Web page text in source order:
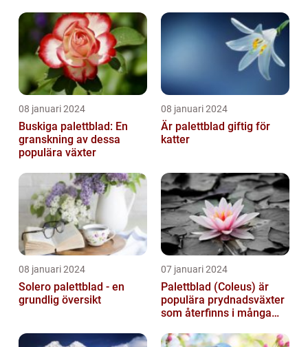
08 januari 2024
Buskiga palettblad: En
granskning av dessa
populära växter
08 januari 2024
Är palettblad giftig för
katter
08 januari 2024
Solero palettblad - en
grundlig översikt
07 januari 2024
Palettblad (Coleus) är
populära prydnadsväxter
som återfinns i många
trädgårdar...